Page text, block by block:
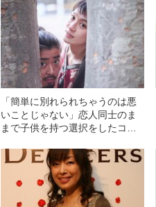
「簡単に別れられちゃうのは悪
いことじゃない」恋人同士のま
まで子供を持つ選択をしたコム
た“違和感”